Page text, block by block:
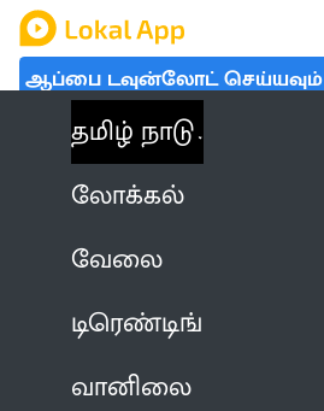
ஆப்பை டவுன்லோட் செய்யவும்
தமிழ் நாடு
லோக்கல்
வேலை
டிரெண்டிங்
வானிலை